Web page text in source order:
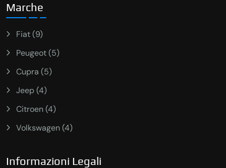
Marche
Fiat (9)
Peugeot (5)
Cupra (5)
Jeep (4)
Citroen (4)
Volkswagen (4)
Informazioni Legali